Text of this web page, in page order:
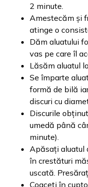
2 minute.
Amestecăm și
atinge o
Dăm aluatului
vas pe care îl
Lăsăm aluatul
Se împarte
formă de bilă
discuri cu
Discurile
umedă până
minute).
Apăsați aluatul
în crestături
uscată.
Coaceți în